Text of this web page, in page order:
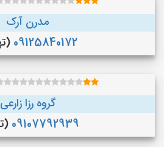
مدرن آرک
09125840172
گروه رزا زارعی
09107792939